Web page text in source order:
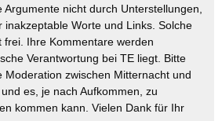
Argumente nicht durch Unterstellungen,
inakzeptable Worte und Links. Solche
frei. Ihre Kommentare werden
Verantwortung bei TE liegt. Bitte
Moderation zwischen Mitternacht und
es, je nach Aufkommen, zu
kommen kann. Vielen Dank für Ihr